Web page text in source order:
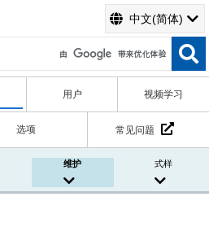
中文(简体)
用户 视频学习
选项 常见问题
维护 式样